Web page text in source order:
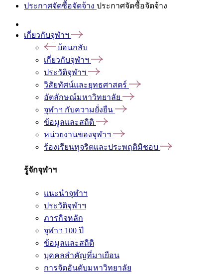
ประกาศจัดซื้อจัดจ้าง ประกาศจัดซื้อจัดจ้าง
เกี่ยวกับจุฬาฯ
ย้อนกลับ
เกี่ยวกับจุฬาฯ
ประวัติจุฬาฯ
วิสัยทัศน์และยุทธศาสตร์
อัตลักษณ์มหาวิทยาลัย
จุฬาฯ กับความยั่งยืน
ข้อมูลและสถิติ
หน่วยงานของจุฬาฯ
ร้องเรียนทุจริตและประพฤติมิชอบ
รู้จักจุฬาฯ
แนะนำจุฬาฯ
ประวัติจุฬาฯ
ภารกิจหลัก
จุฬาฯ 100 ปี
ข้อมูลและสถิติ
บุคคลสำคัญที่มาเยือน
การจัดอันดับมหาวิทยาลัย